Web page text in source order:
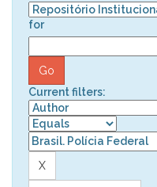
for
Current filters: